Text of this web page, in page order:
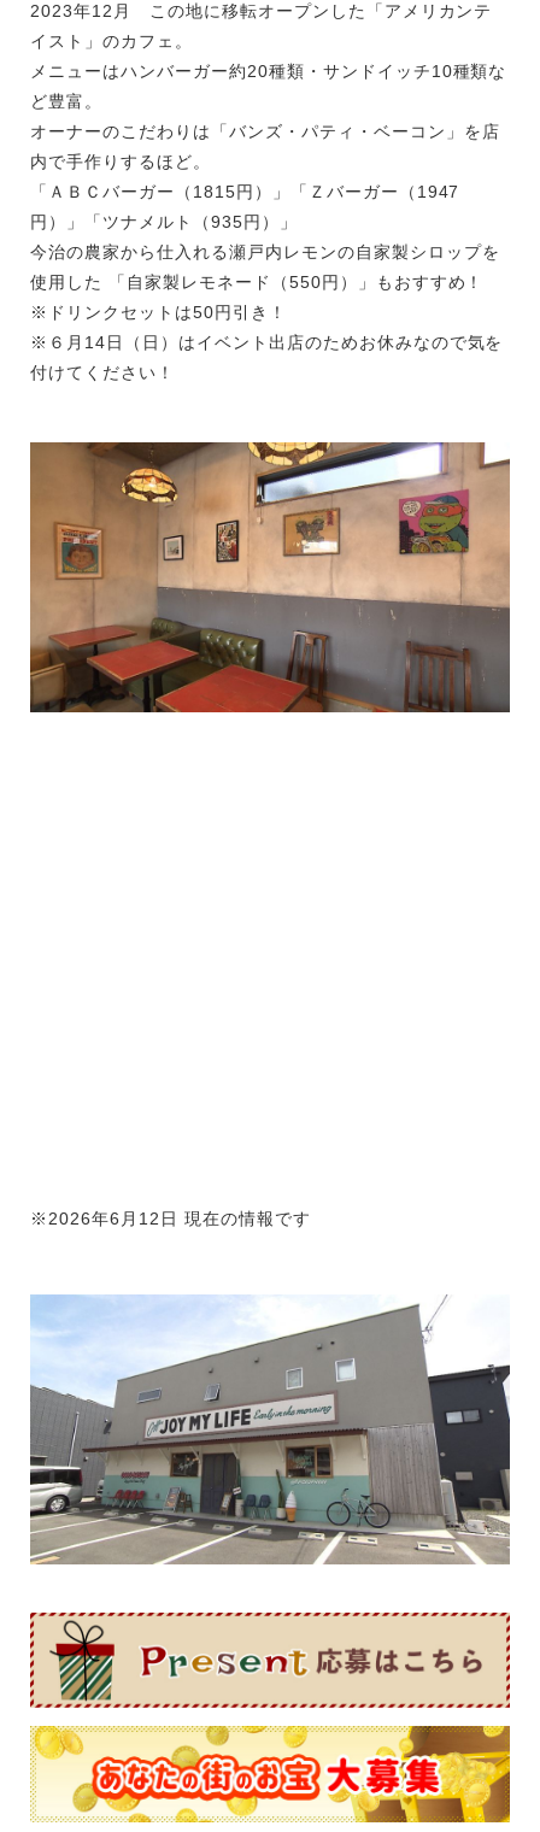
2023年12月 この地に移転オープンした「アメリカンテ
イスト」のカフェ。
メニューはハンバーガー約20種類・サンドイッチ10種類な
ど豊富。
オーナーのこだわりは「バンズ・パティ・ベーコン」を店
内で手作りするほど。
「ＡＢＣバーガー（1815円）」「Ｚバーガー（1947
円）」「ツナメルト（935円）」
今治の農家から仕入れる瀬戸内レモンの自家製シロップを
使用した 「自家製レモネード（550円）」もおすすめ！
※ドリンクセットは50円引き！
※６月14日（日）はイベント出店のためお休みなので気を
付けてください！
※2026年6月12日 現在の情報です